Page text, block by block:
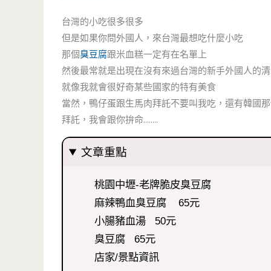
台灣的小吃很多很多
但是如果你問外國人，來台灣最想吃什麼小吃
那個臭豆腐跟米血糕一定有在名單上
然後最常就是出現在沒有來過台灣的新手外國人的
就像我就會很好奇某些國家的特有美食
當然，鴨仔蛋跟生馬肉拜託不要叫我吃，還有韓國
拜託，我會跟你拚命……..
文章重點
桃園中壢-老牌脆皮臭豆腐
麻辣鴨血臭豆腐 65元
小腸豬血湯 50元
臭豆腐 65元
店家/景點資訊